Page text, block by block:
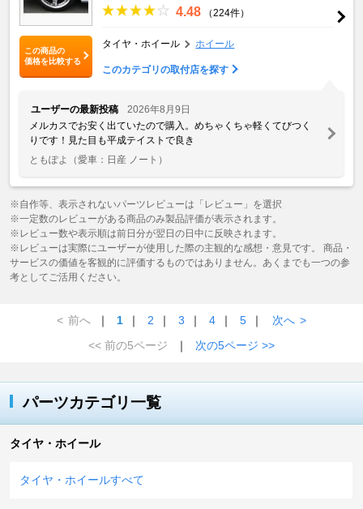
この商品の
価格を比較する
4.48 （224件）
タイヤ・ホイール ホイール
このカテゴリの取付店を探す
ユーザーの最新投稿
2026年8月9日
メルカスでお安く出ていたので購入。めちゃくちゃ軽くてびつく
りです！見た目も平成テイストで良き
ともぽよ
（愛車：日産 ノート）
※自作等、表示されないパーツレビューは「レビュー」を選択
※一定数のレビューがある商品のみ製品評価が表示されます。
※レビュー数や表示順は前日分が翌日の日中に反映されます。
※レビューは実際にユーザーが使用した際の主観的な感想・意見です。 商品・
サービスの価値を客観的に評価するものではありません。あくまでも一つの参
考としてご活用ください。
< 前へ ｜ 1 ｜ 2 ｜ 3 ｜ 4 ｜ 5 ｜ 次へ >
<< 前の5ページ
｜ 次の5ページ >>
パーツカテゴリ一覧
タイヤ・ホイール
タイヤ・ホイールすべて